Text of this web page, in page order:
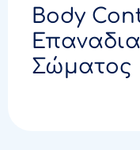
ΣΤΗΘΟΣ , ΧΕΡΙΑ
Body
Σώματος